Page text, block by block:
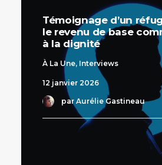
Témoignage d’un
le revenu de base
à la dignité
À La Une, Interviews
12 janvier 2026
par Aurélie Gastineau